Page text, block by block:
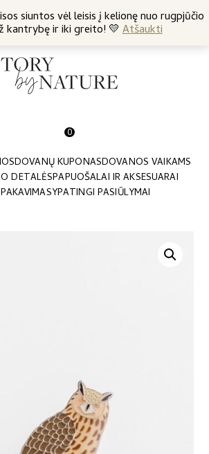
siuntos vėl leisis į kelionę nuo rugpjūčio
kantrybę ir iki greito! 💛Atšaukti
nuo 45 Eur +370 682 57369
0
DOVANŲ KUPONASDOVANOS VAIKAMS
DETALĖSPAPUOŠALAI IR AKSESUARAI
YPATINGI PASIŪLYMAI